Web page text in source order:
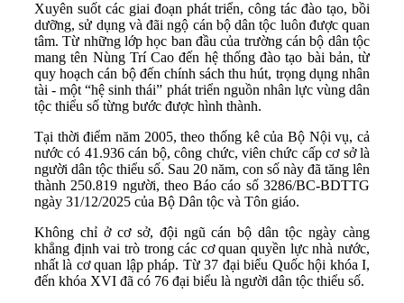
Xuyên suốt các giai đoạn phát triển, công tác đào tạo, bồi
dưỡng, sử dụng và đãi ngộ cán bộ dân tộc luôn được quan
tâm. Từ những lớp học ban đầu của trường cán bộ dân tộc
mang tên Nùng Trí Cao đến hệ thống đào tạo bài bản, từ
quy hoạch cán bộ đến chính sách thu hút, trọng dụng nhân
tài - một “hệ sinh thái” phát triển nguồn nhân lực vùng dân
tộc thiểu số từng bước được hình thành.
Tại thời điểm năm 2005, theo thống kê của Bộ Nội vụ, cả
nước có 41.936 cán bộ, công chức, viên chức cấp cơ sở là
người dân tộc thiểu số. Sau 20 năm, con số này đã tăng lên
thành 250.819 người, theo Báo cáo số 3286/BC-BDTTG
ngày 31/12/2025 của Bộ Dân tộc và Tôn giáo.
Không chỉ ở cơ sở, đội ngũ cán bộ dân tộc ngày càng
khẳng định vai trò trong các cơ quan quyền lực nhà nước,
nhất là cơ quan lập pháp. Từ 37 đại biểu Quốc hội khóa I,
đến khóa XVI đã có 76 đại biểu là người dân tộc thiểu số.